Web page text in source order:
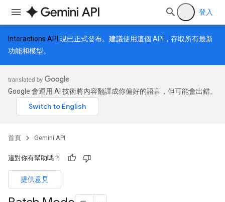
登入
Interactions API 現已正式發布。建議使用這個 API，存取所有最新
功能和模型。
Google 會運用 AI 技術將內容翻譯成你偏好的語言，但可能會出錯。
首頁 Gemini API
這對你有幫助嗎？
提供意見